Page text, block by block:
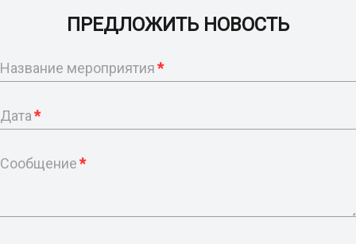
ПРЕДЛОЖИТЬ НОВОСТЬ
Название мероприятия*
Дата*
Сообщение*